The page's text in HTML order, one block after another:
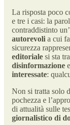
La risposta poco
e tre i casi: la
contraddistinto
autorevoli a cui
sicurezza
editoriale si sta
disinformazione
interessate:
Non si tratta solo
pochezza e
di attualità sulle
giornalistico di